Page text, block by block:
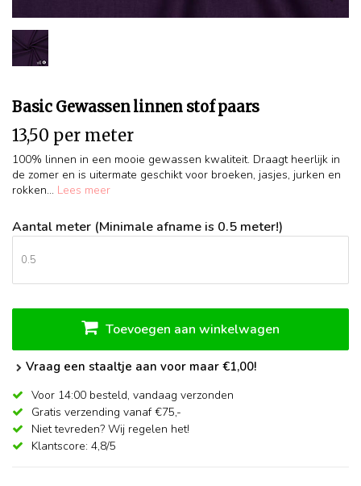
Basic Gewassen linnen stof paars
13,50 per meter
100% linnen in een mooie gewassen kwaliteit. Draagt heerlijk in
de zomer en is uitermate geschikt voor broeken, jasjes, jurken en
rokken... Lees meer
Aantal meter (Minimale afname is 0.5 meter!)
Toevoegen aan winkelwagen
Vraag een staaltje aan voor maar €1,00!
Voor 14:00 besteld, vandaag verzonden
Gratis verzending vanaf €75,-
Niet tevreden? Wij regelen het!
Klantscore: 4,8/5